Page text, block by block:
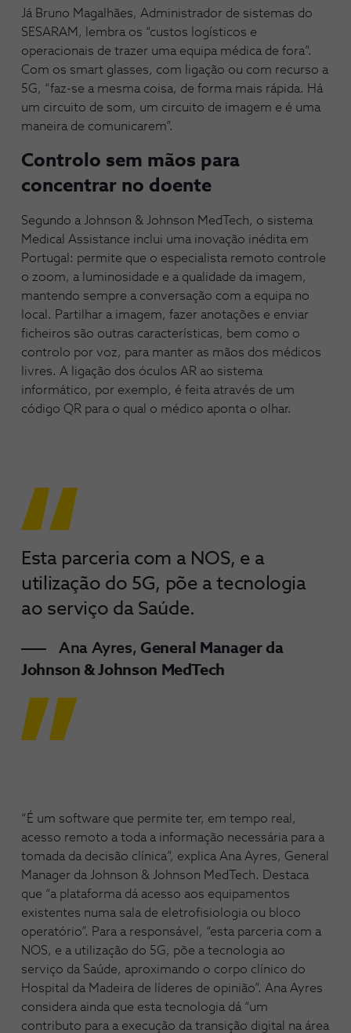
Já Bruno Magalhães, Administrador de sistemas do
SESARAM, lembra os “custos logísticos e
operacionais de trazer uma equipa médica de fora”.
Com os smart glasses, com ligação ou com recurso a
5G, “faz-se a mesma coisa, de forma mais rápida. Há
um circuito de som, um circuito de imagem e é uma
maneira de comunicarem”.
Controlo sem mãos para
concentrar no doente
Segundo a Johnson & Johnson MedTech, o sistema
Medical Assistance inclui uma inovação inédita em
Portugal: permite que o especialista remoto controle
o zoom, a luminosidade e a qualidade da imagem,
mantendo sempre a conversação com a equipa no
local. Partilhar a imagem, fazer anotações e enviar
ficheiros são outras características, bem como o
controlo por voz, para manter as mãos dos médicos
livres. A ligação dos óculos AR ao sistema
informático, por exemplo, é feita através de um
código QR para o qual o médico aponta o olhar.
Esta parceria com a NOS, e a
utilização do 5G, põe a tecnologia
ao serviço da Saúde.
Ana Ayres, General Manager da
Johnson & Johnson MedTech
“É um software que permite ter, em tempo real,
acesso remoto a toda a informação necessária para a
tomada da decisão clínica”, explica Ana Ayres, General
Manager da Johnson & Johnson MedTech. Destaca
que “a plataforma dá acesso aos equipamentos
existentes numa sala de eletrofisiologia ou bloco
operatório”. Para a responsável, “esta parceria com a
NOS, e a utilização do 5G, põe a tecnologia ao
serviço da Saúde, aproximando o corpo clínico do
Hospital da Madeira de líderes de opinião”. Ana Ayres
considera ainda que esta tecnologia dá “um
contributo para a execução da transição digital na área